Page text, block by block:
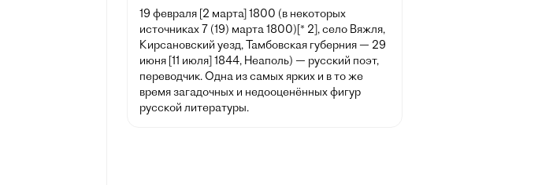
19 февраля [2 марта] 1800 (в некоторых
источниках 7 (19) марта 1800)[* 2], село Вяжля,
Кирсановский уезд, Тамбовская губерния — 29
июня [11 июля] 1844, Неаполь) — русский поэт,
переводчик. Одна из самых ярких и в то же
время загадочных и недооценённых фигур
русской литературы.